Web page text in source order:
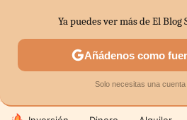
SECTORES ECONOMÍA
Ya puedes ver más de El Blog
Añádenos como
Solo necesitas una